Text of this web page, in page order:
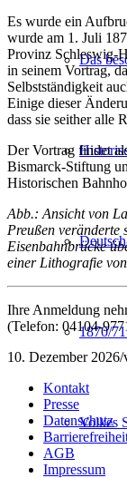
Das
1870/
Volkes
Es wurde ein
wurde am 1. Juli
Provinz Schleswig-
in seinem Vortrag,
Selbstständigkeit
Einige dieser
dass sie seither alle
Der Vortrag findet
Bismarck-Stiftung
Historischen
Abb.: Ansicht von
Preußen veränderte
Eisenbahnbrücke
einer Lithografie
Ihre Anmeldung
(Telefon: 04104-
10. Dezember 2026/
Kontakt
Presse
Datenschutz
AGB
Impressum